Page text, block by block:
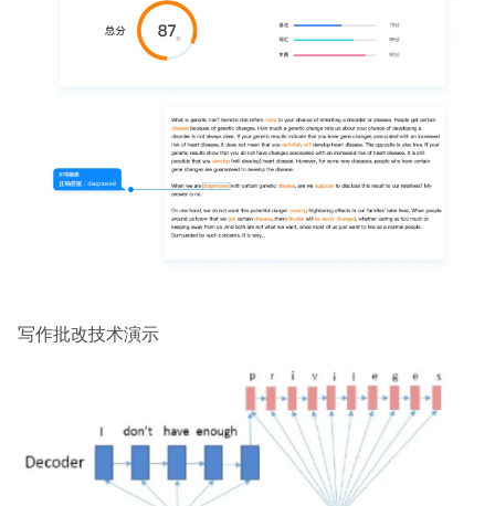
写作批改技术演示